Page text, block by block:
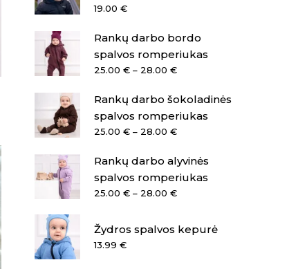
19.00 €
Rankų darbo bordo
spalvos romperiukas
25.00 € – 28.00 €Price
25.00 €
through
28.00 €
Rankų darbo šokoladinės
spalvos romperiukas
25.00 € – 28.00 €Price
25.00 €
through
28.00 €
Rankų darbo alyvinės
spalvos romperiukas
25.00 € – 28.00 €Price
through
Žydros spalvos kepurė
13.99 €